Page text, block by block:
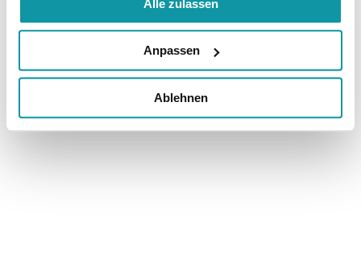
Alle zulassen
Anpassen
Ablehnen